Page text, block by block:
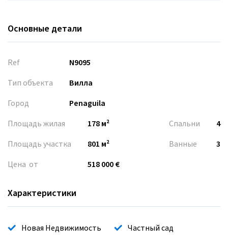
Основные детали
Ref
N9095
Тип объекта
Вилла
Город
Penaguila
Площадь жилая
178 м²
Площадь участка
801 м²
Цена от
518 000 €
Спальни
4
Ванные
3
Характеристики
Новая Недвижимость Частный сад